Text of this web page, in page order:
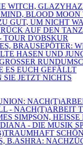
WITCH,
BLOOD MOON
GUT, UM NICHT
AUF DEN
TOUR D'OBSKUR
BRAUSEPÖTER:
HASEN UND
ES EUCH GEFÄLLT
JETZT NICHTS
- NACH(T)ARBEIT
SIMPSON,
- DIE MUSIK
SCHÖN
B.ASHRA: